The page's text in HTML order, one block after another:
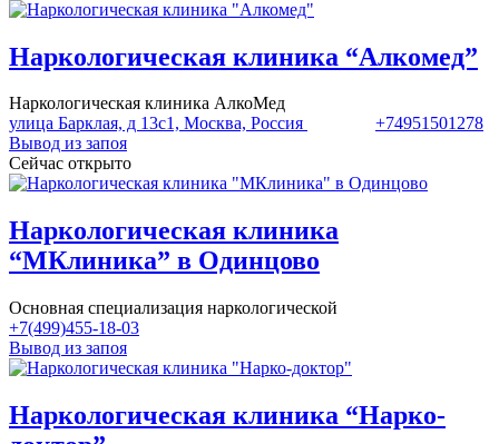
Наркологическая клиника “Алкомед”
Наркологическая клиника АлкоМед
улица Барклая, д 13с1, Москва, Россия
+74951501278
Вывод из запоя
Сейчас открыто
Наркологическая клиника
“МКлиника” в Одинцово
Основная специализация наркологической
+7(499)455-18-03
Вывод из запоя
Наркологическая клиника “Нарко-